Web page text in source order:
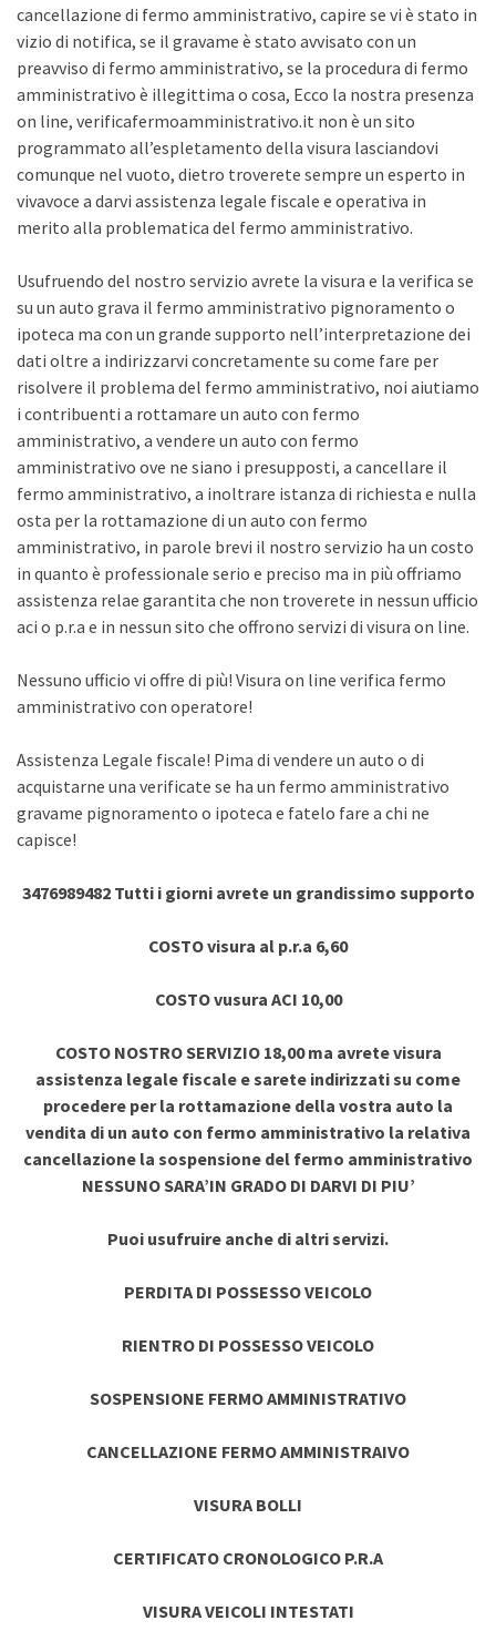
cancellazione di fermo amministrativo, capire se vi è stato in
vizio di notifica, se il gravame è stato avvisato con un
preavviso di fermo amministrativo, se la procedura di fermo
amministrativo è illegittima o cosa, Ecco la nostra presenza
on line, verificafermoamministrativo.it non è un sito
programmato all’espletamento della visura lasciandovi
comunque nel vuoto, dietro troverete sempre un esperto in
vivavoce a darvi assistenza legale fiscale e operativa in
merito alla problematica del fermo amministrativo.
Usufruendo del nostro servizio avrete la visura e la verifica se
su un auto grava il fermo amministrativo pignoramento o
ipoteca ma con un grande supporto nell’interpretazione dei
dati oltre a indirizzarvi concretamente su come fare per
risolvere il problema del fermo amministrativo, noi aiutiamo
i contribuenti a rottamare un auto con fermo
amministrativo, a vendere un auto con fermo
amministrativo ove ne siano i presupposti, a cancellare il
fermo amministrativo, a inoltrare istanza di richiesta e nulla
osta per la rottamazione di un auto con fermo
amministrativo, in parole brevi il nostro servizio ha un costo
in quanto è professionale serio e preciso ma in più offriamo
assistenza relae garantita che non troverete in nessun ufficio
aci o p.r.a e in nessun sito che offrono servizi di visura on line.
Nessuno ufficio vi offre di più! Visura on line verifica fermo
amministrativo con operatore!
Assistenza Legale fiscale! Pima di vendere un auto o di
acquistarne una verificate se ha un fermo amministrativo
gravame pignoramento o ipoteca e fatelo fare a chi ne
capisce!
3476989482 Tutti i giorni avrete un grandissimo supporto
COSTO visura al p.r.a 6,60
COSTO vusura ACI 10,00
COSTO NOSTRO SERVIZIO 18,00 ma avrete visura
assistenza legale fiscale e sarete indirizzati su come
procedere per la rottamazione della vostra auto la
vendita di un auto con fermo amministrativo la relativa
cancellazione la sospensione del fermo amministrativo
NESSUNO SARA’IN GRADO DI DARVI DI PIU’
Puoi usufruire anche di altri servizi.
PERDITA DI POSSESSO VEICOLO
RIENTRO DI POSSESSO VEICOLO
SOSPENSIONE FERMO AMMINISTRATIVO
CANCELLAZIONE FERMO AMMINISTRAIVO
VISURA BOLLI
CERTIFICATO CRONOLOGICO P.R.A
VISURA VEICOLI INTESTATI